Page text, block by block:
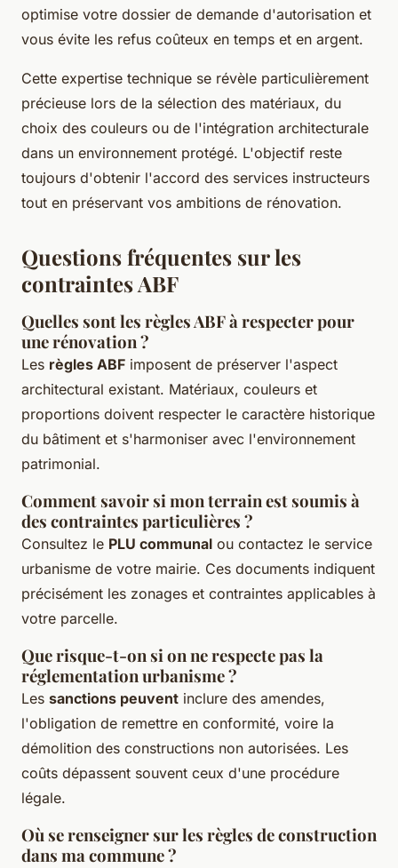
optimise votre dossier de demande d'autorisation et
vous évite les refus coûteux en temps et en argent.
Cette expertise technique se révèle particulièrement
précieuse lors de la sélection des matériaux, du
choix des couleurs ou de l'intégration architecturale
dans un environnement protégé. L'objectif reste
toujours d'obtenir l'accord des services instructeurs
tout en préservant vos ambitions de rénovation.
Questions fréquentes sur les
contraintes ABF
Quelles sont les règles ABF à respecter pour
une rénovation ?
Les règles ABF imposent de préserver l'aspect
architectural existant. Matériaux, couleurs et
proportions doivent respecter le caractère historique
du bâtiment et s'harmoniser avec l'environnement
patrimonial.
Comment savoir si mon terrain est soumis à
des contraintes particulières ?
Consultez le PLU communal ou contactez le service
urbanisme de votre mairie. Ces documents indiquent
précisément les zonages et contraintes applicables à
votre parcelle.
Que risque-t-on si on ne respecte pas la
réglementation urbanisme ?
Les sanctions peuvent inclure des amendes,
l'obligation de remettre en conformité, voire la
démolition des constructions non autorisées. Les
coûts dépassent souvent ceux d'une procédure
légale.
Où se renseigner sur les règles de construction
dans ma commune ?